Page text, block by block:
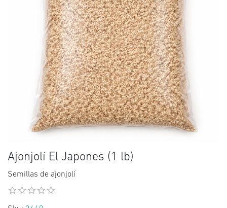
Ajonjolí El Japones (1 lb)
Semillas de ajonjolí